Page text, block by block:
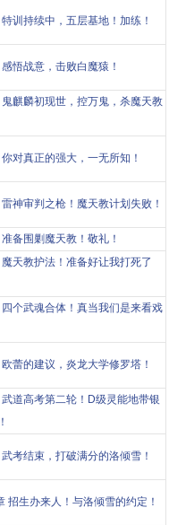
训持续中，五层基地！加练！
悟战意，击败白魔猿！
麒麟初现世，控万鬼，杀魔天教
对真正的强大，一无所知！
神审判之枪！魔天教计划失败！
备围剿魔天教！敬礼！
天教护法！准备好让我打死了
个武魂合体！真当我们是来看戏
蕾的建议，炎龙大学修罗塔！
道高考第二轮！D级灵能地带银
考结束，打破满分的洛倾雪！
招生办来人！与洛倾雪的约定！